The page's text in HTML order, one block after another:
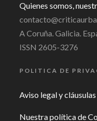
Quienes somos,
A Coruña. Galicia.
ISSN 2605-3276
POLITICA DE
Aviso legal y
Nuestra política de